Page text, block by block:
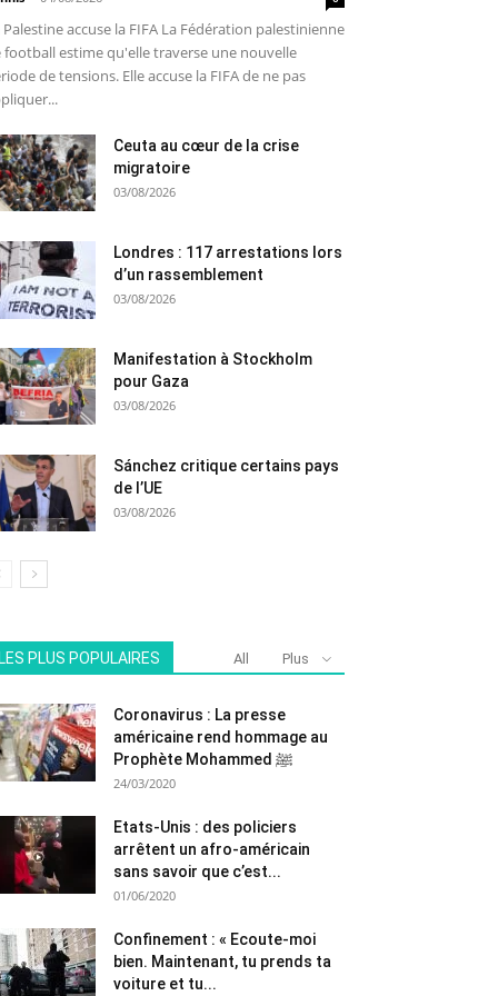
Palestine accuse la FIFA La Fédération palestinienne
football estime qu'elle traverse une nouvelle
de tensions. Elle accuse la FIFA de ne pas
Ceuta au cœur de la crise
migratoire
03/08/2026
Londres : 117 arrestations lors
d’un rassemblement
03/08/2026
Manifestation à Stockholm
pour Gaza
03/08/2026
Sánchez critique certains pays
de l’UE
03/08/2026
LES PLUS POPULAIRES All Plus
Coronavirus : La presse
américaine rend hommage au
Prophète Mohammed ﷺ
24/03/2020
Etats-Unis : des policiers
arrêtent un afro-américain
sans savoir que c’est...
01/06/2020
Confinement : « Ecoute-moi
bien. Maintenant, tu prends ta
voiture et tu...